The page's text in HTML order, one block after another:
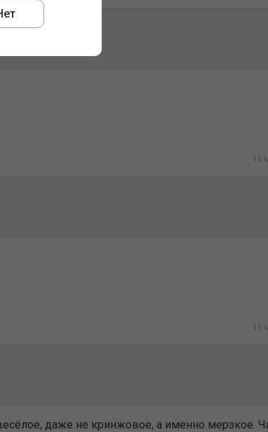
16
16
даже не кринжовое, а именно мерзкое.